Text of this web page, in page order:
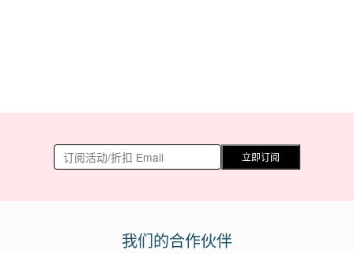
立即订阅
我们的合作伙伴